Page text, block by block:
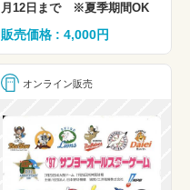
月12日まで ※夏季期間OK
販売価格 : 4,000円
オンライン販売